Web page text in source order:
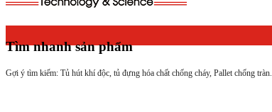
Tìm nhanh sản phẩm
Gợi ý tìm kiếm: Tủ hút khí độc, tủ đựng hóa chất chống cháy, Pallet chống tràn...